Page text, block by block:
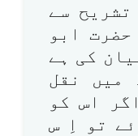
سے
ابو
کی ہے
میں نقل
اس کو
تو اِ س